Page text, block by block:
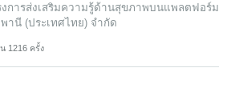
การส่งเสริมความรู้ด้านสุขภาพบนแพลตฟอร์ม
านี (ประเทศไทย) จํากัด
1216 ครั้ง